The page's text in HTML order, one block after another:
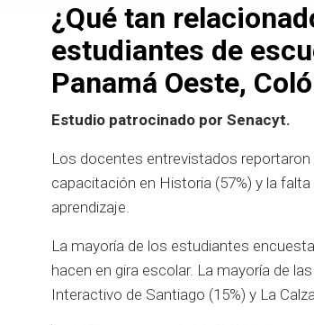
¿Qué tan
estudiantes de
Panamá Oeste,
Estudio patrocinado por Senacyt.
Los docentes entrevistados reportaron
capacitación en Historia (57%) y la
aprendizaje.
La mayoría de los estudiantes
hacen en gira escolar. La mayoría de
Interactivo de Santiago (15%) y La